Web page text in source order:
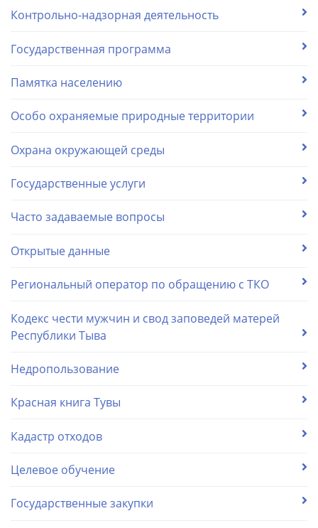
Контрольно-надзорная деятельность
Государственная программа
Памятка населению
Особо охраняемые природные территории
Охрана окружающей среды
Государственные услуги
Часто задаваемые вопросы
Открытые данные
Региональный оператор по обращению с ТКО
Кодекс чести мужчин и свод заповедей матерей
Республики Тыва
Недропользование
Красная книга Тувы
Кадастр отходов
Целевое обучение
Государственные закупки